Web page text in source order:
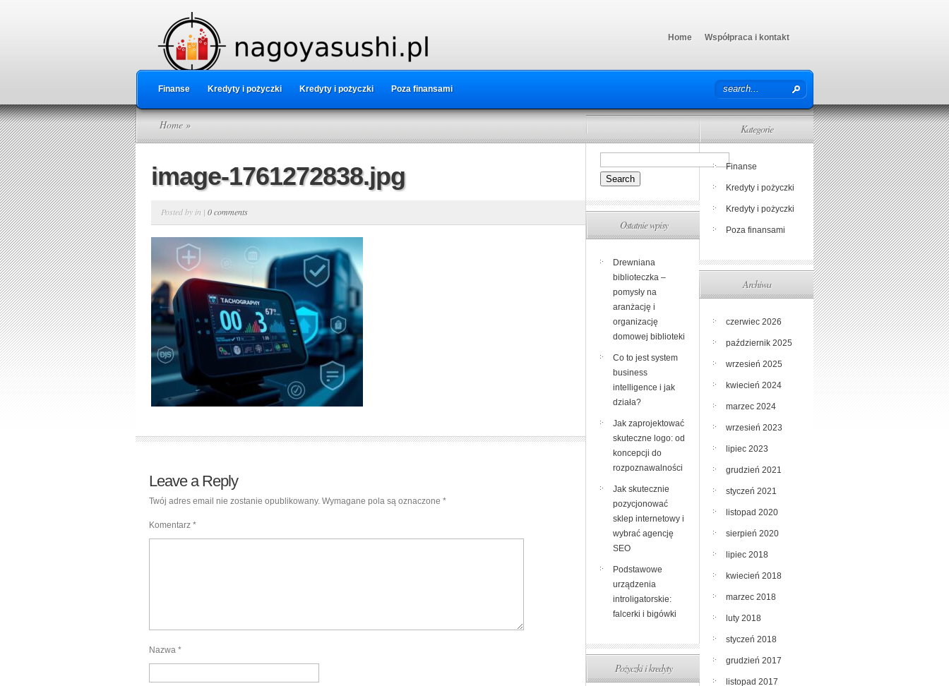
Home Współpraca i kontakt
Finanse Kredyty i pożyczki Kredyty i pożyczki Poza finansami
Home »
image-1761272838.jpg
Posted by in | 0 comments
Leave a Reply
Twój adres email nie zostanie opublikowany. Wymagane pola są oznaczone *
Komentarz *
Nazwa *
Ostatnie wpisy
Drewniana
biblioteczka –
pomysły na
aranżację i
organizację
domowej biblioteki
Co to jest system
business
intelligence i jak
działa?
Jak zaprojektować
skuteczne logo: od
koncepcji do
rozpoznawalności
Jak skutecznie
pozycjonować
sklep internetowy i
wybrać agencję
SEO
Podstawowe
urządzenia
introligatorskie:
falcerki i bigówki
Pożyczki i kredyty
Kategorie
Finanse
Kredyty i pożyczki
Kredyty i pożyczki
Poza finansami
Archiwa
czerwiec 2026
październik 2025
wrzesień 2025
kwiecień 2024
marzec 2024
wrzesień 2023
lipiec 2023
grudzień 2021
styczeń 2021
listopad 2020
sierpień 2020
lipiec 2018
kwiecień 2018
marzec 2018
luty 2018
styczeń 2018
grudzień 2017
listopad 2017